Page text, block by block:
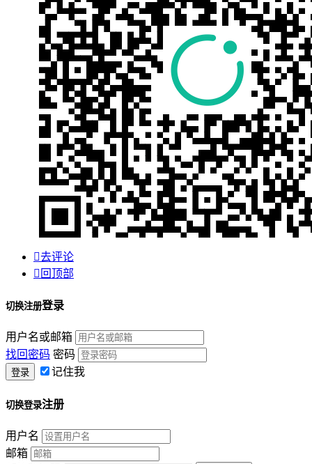
去评论
 回顶部
切换注册登录
用户名或邮箱
找回密码 密码
记住我
切换登录注册
用户名
邮箱